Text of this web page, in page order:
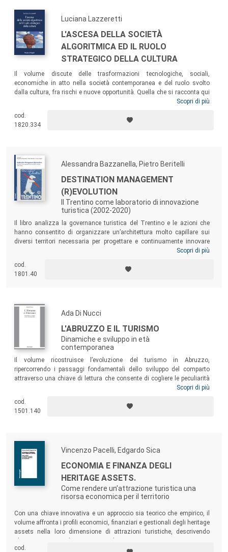
Luciana Lazzeretti
L'ASCESA DELLA SOCIETÀ
ALGORITMICA ED IL RUOLO
STRATEGICO DELLA CULTURA
Il volume discute delle trasformazioni tecnologiche, sociali,
economiche in atto nella società contemporanea e del ruolo svolto
dalla cultura, fra rischi e nuove opportunità. Quella che si racconta qui
è una storia che inizia come una “narrative of the past”, poiché gli
prevedere il futuro, ma si conclude con una “narrative of the future”,
discutendo dell’immaginazione e di come la cultura e la creatività ci
Scopri di più
cod.
1820.334
Alessandra Bazzanella, Pietro Beritelli
DESTINATION MANAGEMENT
(R)EVOLUTION
Il Trentino come laboratorio di innovazione
turistica (2002-2020)
Il libro analizza la governance turistica del Trentino e le azioni che
hanno consentito di organizzare un’architettura molto capillare sui
diversi territori necessaria per progettare e continuamente innovare
l’esperienza del turista. Il caso Trentino è la dimostrazione di come
per una costante evoluzione del turismo in termini di
qualità, innovazione dei modelli organizzativi e di gestione del
Scopri di più
cod.
1801.40
Ada Di Nucci
L'ABRUZZO E IL TURISMO
Dinamiche e sviluppo in età
contemporanea
Il volume ricostruisce l’evoluzione del turismo in Abruzzo,
ripercorrendo i passaggi fondamentali dello sviluppo del comparto
attraverso una chiave di lettura che consente di cogliere le peculiarità
dell’offerta e della domanda turistica, in un arco temporale che va
rapporto tra le pratiche di viaggio e gli attori, imprenditori,
amministrazioni locali ed enti preposti alla promozione del settore, che
Scopri di più
cod.
1501.140
Vincenzo Pacelli, Edgardo Sica
ECONOMIA E FINANZA DEGLI
HERITAGE ASSETS.
Come rendere un'attrazione turistica una
risorsa economica per il territorio
Con una chiave innovativa e un approccio sia teorico che empirico, il
volume affronta i profili economici, finanziari e gestionali degli heritage
assets nella loro dimensione di attrazioni turistiche, descrivendo
cod.